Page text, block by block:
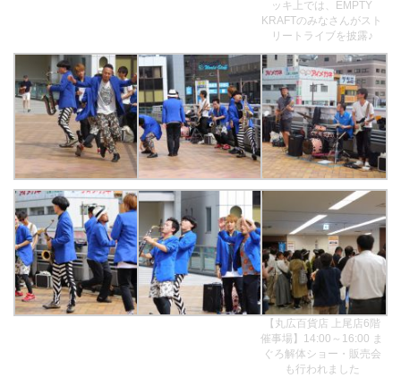
ッキ上では、EMPTY
KRAFTのみなさんがスト
リートライブを披露♪
【丸広百貨店 上尾店6階
催事場】14:00～16:00 ま
ぐろ解体ショー・販売会
も行われました